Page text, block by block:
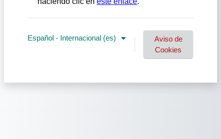
Español - Internacional ‎(es)‎
Aviso de
Cookies